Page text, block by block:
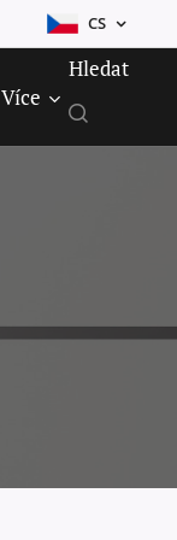
CS
Více
Hledat